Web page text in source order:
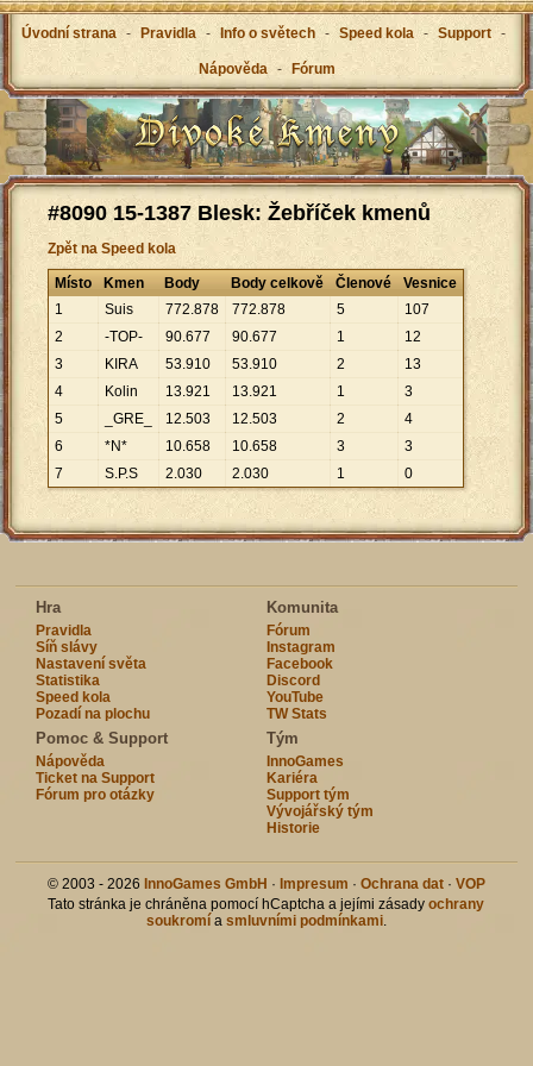
Úvodní strana - Pravidla - Info o světech - Speed kola - Support -
Nápověda - Fórum
#8090 15-1387 Blesk: Žebříček kmenů
Zpět na Speed kola
Místo Kmen Body Body celkově Členové
Vesnice
1
Suis 772.878 772.878 5
107
2
-TOP- 90.677 90.677 1
12
3
KIRA 53.910 53.910 2
13
4
Kolin 13.921 13.921 1
3
5
_GRE_ 12.503 12.503 2
4
6
*N* 10.658 10.658 3
3
7
S.P.S 2.030 2.030 1 0
Hra
Pravidla
Síň slávy
Nastavení světa
Statistika
Speed kola
Pozadí na plochu
Komunita
Fórum
Instagram
Facebook
Discord
YouTube
TW Stats
Pomoc & Support
Nápověda
Ticket na Support
Fórum pro otázky
Tým
InnoGames
Kariéra
Support tým
Vývojářský tým
Historie
© 2003 - 2026 InnoGames GmbH · Impresum · Ochrana dat · VOP
Tato stránka je chráněna pomocí hCaptcha a jejími zásadyochrany
soukromía smluvními podmínkami.